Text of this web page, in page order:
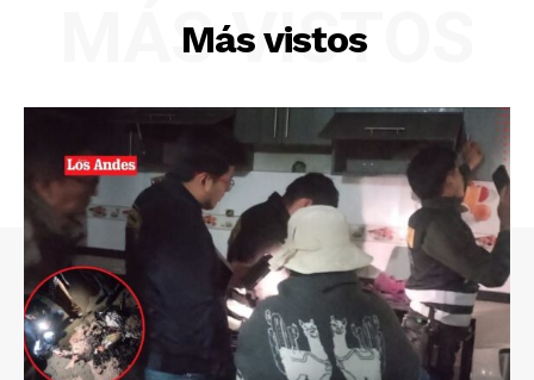
SUSCRIBETE
Diario los Andes
Nosotros
Contacto
Más vistos
MÁS VISTOS